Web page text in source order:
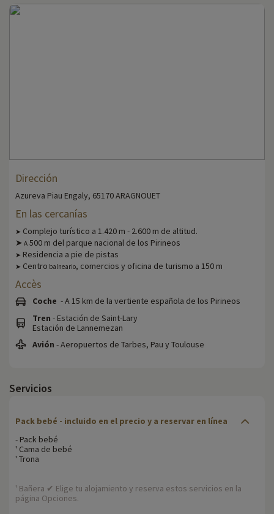
Dirección
Azureva Piau Engaly, 65170 ARAGNOUET
En las cercanías
➤ Complejo turístico a 1.420 m - 2.600 m de altitud.
➤ A 500 m del parque nacional de los Pirineos
➤ Residencia a pie de pistas
➤ Centro balneario, comercios y oficina de turismo a 150 m
Accès
Coche - A 15 km de la vertiente española de los Pirineos
Tren - Estación de Saint-Lary
Estación de Lannemezan
Avión - Aeropuertos de Tarbes, Pau y Toulouse
Servicios
Pack bebé - incluido en el precio y a reservar en línea
- Pack bebé
' Cama de bebé
' Trona
' Bañera ✔ Elige tu alojamiento y reserva estos servicios en la
página Opciones.